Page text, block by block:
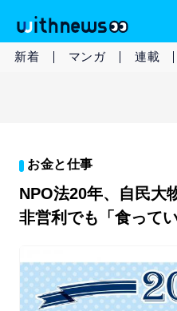
新着 マンガ 連載
お金と仕事
NPO法20年、自民
非営利でも「食ってい